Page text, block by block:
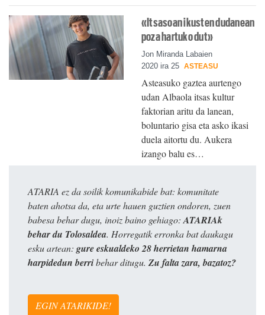
«Itsasoan ikusten dudanean
poza hartuko dut»
Jon Miranda Labaien
2020 ira 25 ASTEASU
Asteasuko gaztea aurtengo
udan Albaola itsas kultur
faktorian aritu da lanean,
boluntario gisa eta asko ikasi
duela aitortu du. Aukera
izango balu es…
ATARIA ez da soilik komunikabide bat: komunitate
baten ahotsa da, eta urte hauen guztien ondoren, zuen
babesa behar dugu, inoiz baino gehiago:ATARIAk
behar du Tolosaldea. Horregatik erronka bat daukagu
esku artean: gure eskualdeko 28 herrietan hamarna
harpidedun berribehar ditugu. Zu falta zara, bazatoz?
EGIN ATARIKIDE!